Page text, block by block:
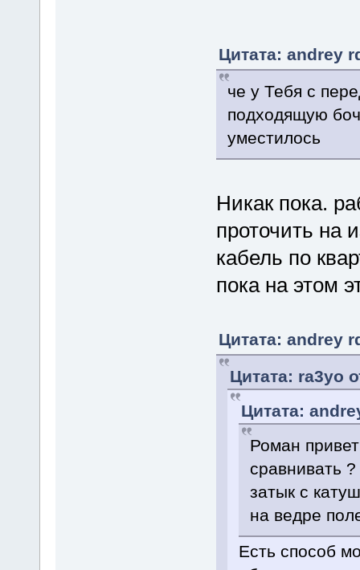
Цитата: andrey
че у Тебя с
подходящую
уместилось
Никак пока.
проточить на
кабель по
пока на этом
Цитата: andrey
Цитата: ra3yo
Цитата:
Роман
сравнивать
затык с
на ведре
Есть способ